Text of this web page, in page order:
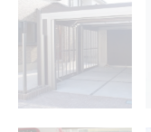
お庭をきれいにし
てみませんか？